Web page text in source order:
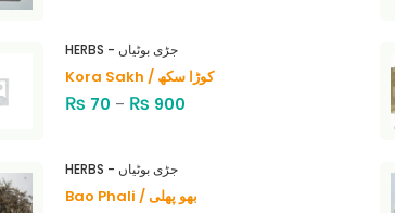
HERBS - جڑی بوٹیاں
Kora Sakh / کوڑا سکھ
₨ 70 – ₨ 900
HERBS - جڑی بوٹیاں
Bao Phali / بھو پھلی